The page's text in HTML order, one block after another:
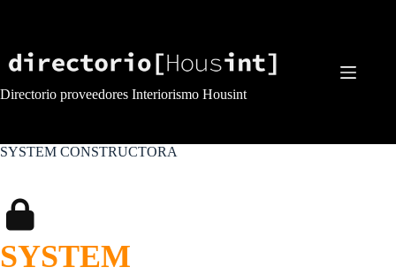
Directorio proveedores Interiorismo Housint
SYSTEM CONSTRUCTORA
SYSTEM